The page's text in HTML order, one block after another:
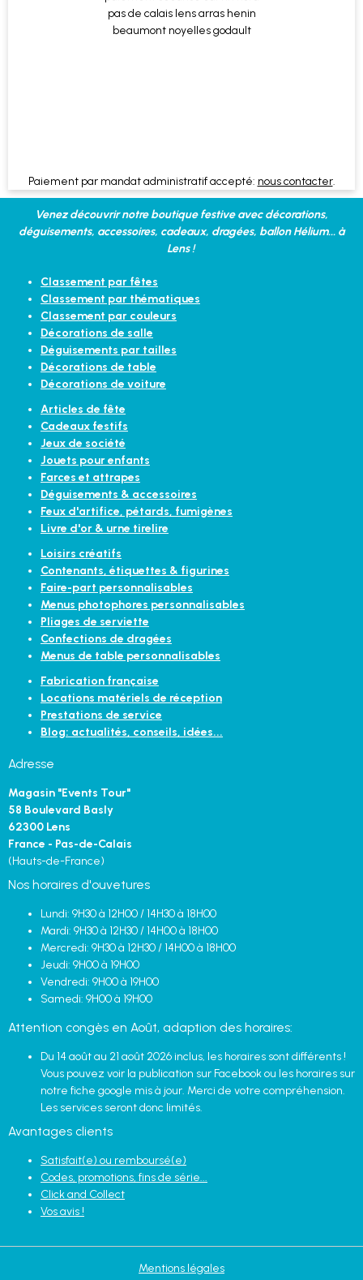
Paiement par mandat administratif accepté: nous contacter.
Venez découvrir notre boutique festive avec décorations,
déguisements, accessoires, cadeaux, dragées, ballon Hélium... à
Lens !
Classement par fêtes
Classement par thématiques
Classement par couleurs
Décorations de salle
Déguisements par tailles
Décorations de table
Décorations de voiture
Articles de fête
Cadeaux festifs
Jeux de société
Jouets pour enfants
Farces et attrapes
Déguisements & accessoires
Feux d'artifice, pétards, fumigènes
Livre d'or & urne tirelire
Loisirs créatifs
Contenants, étiquettes & figurines
Faire-part personnalisables
Menus photophores personnalisables
Pliages de serviette
Confections de dragées
Menus de table personnalisables
Fabrication française
Locations matériels de réception
Prestations de service
Blog: actualités, conseils, idées...
Adresse
Magasin "Events Tour"
58 Boulevard Basly
62300 Lens
France - Pas-de-Calais
(Hauts-de-France)
Nos horaires d'ouvetures
Lundi: 9H30 à 12H00 / 14H30 à 18H00
Mardi: 9H30 à 12H30 / 14H00 à 18H00
Mercredi: 9H30 à 12H30 / 14H00 à 18H00
Jeudi: 9H00 à 19H00
Vendredi: 9H00 à 19H00
Samedi: 9H00 à 19H00
Attention congès en Août, adaption des horaires:
Du 14 août au 21 août 2026 inclus, les horaires sont différents !
Vous pouvez voir la publication sur Facebook ou les horaires sur
notre fiche google mis à jour. Merci de votre compréhension.
Les services seront donc limités.
Avantages clients
Satisfait(e) ou remboursé(e)
Codes, promotions, fins de série...
Click and Collect
Vos avis !
Mentions légales